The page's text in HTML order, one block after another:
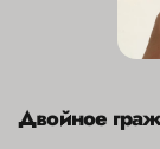
Двойное